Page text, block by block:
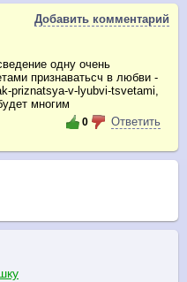
Добавить комментарий
одну очень
признаватьсч в любви -
priznatsya-v-lyubvi-tsvetami,
многим
0 Ответить